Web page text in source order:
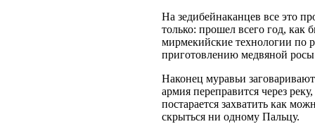
На зедибейнаканцев все это
только: прошел всего год, как
мирмекийские технологии по
приготовлению медвяной
Наконец муравьи
армия переправится через
постарается захватить как
скрыться ни одному Пальцу.